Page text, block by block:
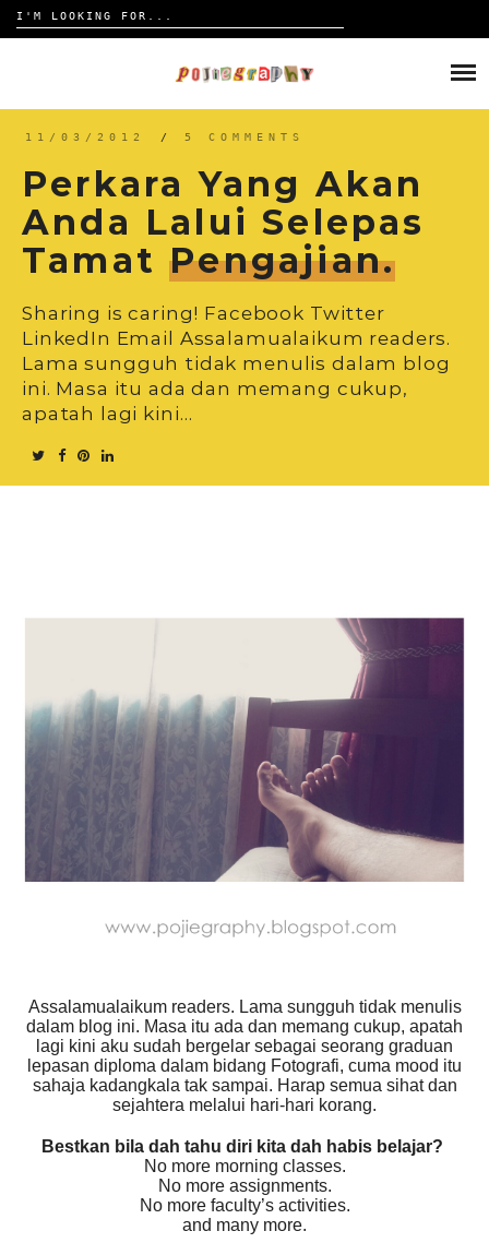
Search
for:
REVIEW
CONTACT
11/03/2012 / 5 COMMENTS
Perkara Yang Akan
Anda Lalui Selepas
TamatPengajian.
Sharing is caring! Facebook Twitter
LinkedIn Email Assalamualaikum readers.
Lama sungguh tidak menulis dalam blog
ini. Masa itu ada dan memang cukup,
apatah lagi kini…
Assalamualaikum readers. Lama sungguh tidak menulis
dalam blog ini. Masa itu ada dan memang cukup, apatah
lagi kini aku sudah bergelar sebagai seorang graduan
lepasan diploma dalam bidang Fotografi, cuma mood itu
sahaja kadangkala tak sampai. Harap semua sihat dan
sejahtera melalui hari-hari korang.
Bestkan bila dah tahu diri kita dah habis belajar?
No more morning classes.
No more assignments.
No more faculty’s activities.
and many more.